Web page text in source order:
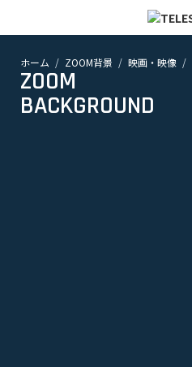
ホーム ZOOM背景 映画・映像
ZOOM
BACKGROUND